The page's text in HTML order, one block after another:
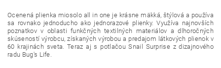
Ocenená plienka miosolo all in one je krásne mäkká, štýlová a používa
sa rovnako jednoducho ako jednorazové plienky. Využíva najnovších
poznatkov v oblasti funkčných textilných materiálov a dlhoročných
skúseností výrobcu, získaných výrobou a predajom látkových plienok v
60 krajinách sveta. Teraz aj s potlačou Snail Surprise z dizajnového
radu Bug's Life.